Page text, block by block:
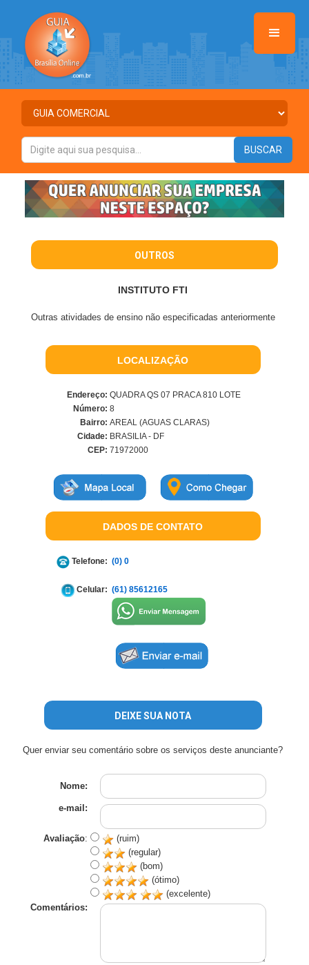
OUTROS
INSTITUTO FTI
Outras atividades de ensino não especificadas anteriormente
LOCALIZAÇÃO
Endereço: QUADRA QS 07 PRACA 810 LOTE
Número: 8
Bairro: AREAL (AGUAS CLARAS)
Cidade: BRASILIA - DF
CEP: 71972000
DADOS DE CONTATO
Telefone: (0) 0
Celular: (61) 85612165
DEIXE SUA NOTA
Quer enviar seu comentário sobre os serviços deste anunciante?
Nome:
e-mail:
Avaliação:
(ruim)
(regular)
(bom)
(ótimo)
(excelente)
Comentários: